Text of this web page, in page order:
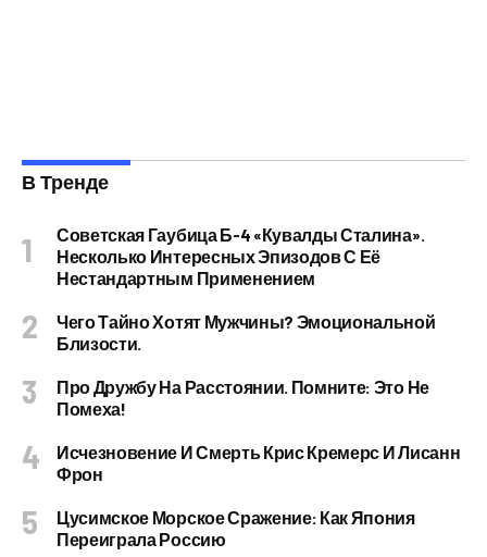
В Тренде
Советская Гаубица Б-4 «Кувалды Сталина».
Несколько Интересных Эпизодов С Её
Нестандартным Применением
Чего Тайно Хотят Мужчины? Эмоциональной
Близости.
Про Дружбу На Расстоянии. Помните: Это Не
Помеха!
Исчезновение И Смерть Крис Кремерс И Лисанн
Фрон
Цусимское Морское Сражение: Как Япония
Переиграла Россию